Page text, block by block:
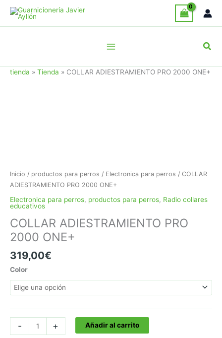
contenido
tienda » Tienda » COLLAR ADIESTRAMIENTO PRO 2000 ONE+
Inicio / productos para perros / Electronica para perros / COLLAR
ADIESTRAMIENTO PRO 2000 ONE+
Electronica para perros, productos para perros, Radio collares
educativos
COLLAR ADIESTRAMIENTO PRO
2000 ONE+
319,00€
Color
-
ADIESTRAMIENTO
+ Añadir al carrito